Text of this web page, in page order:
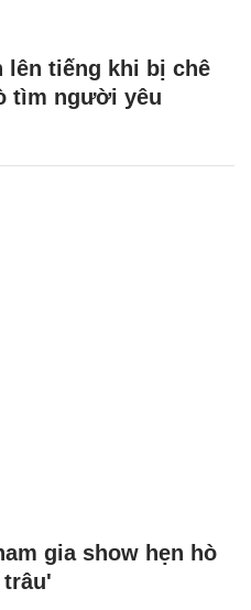
lên tiếng khi bị chê
tìm người yêu
gia show hẹn hò